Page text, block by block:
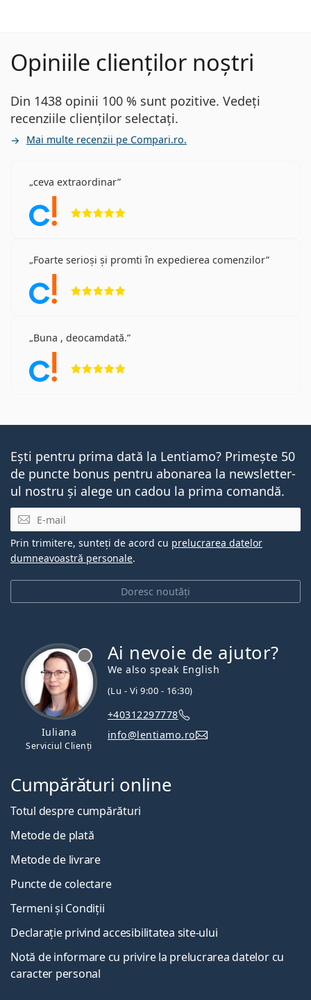
Opiniile clienților noștri
Din 1438 opinii 100 % sunt pozitive. Vedeți
recenziile clienților selectați.
Mai multe recenzii pe Compari.ro.
ceva extraordinar
Foarte serioși și promti în expedierea comenzilor
Buna , deocamdată.
Ești pentru prima dată la Lentiamo? Primește 50
de puncte bonus pentru abonarea la newsletter-
ul nostru și alege un cadou la prima comandă.
E-mail
Doresc noutăți
Prin trimitere, sunteți de acord cu prelucrarea datelor
dumneavoastră personale.
Iuliana
Serviciul Clienți
Ai nevoie de ajutor?
We also speak English
(Lu - Vi 9:00 - 16:30)
+40312297778
info@lentiamo.ro
Cumpărături online
Totul despre cumpărături
Metode de plată
Metode de livrare
Puncte de colectare
Termeni și Condiții
Declarație privind accesibilitatea site-ului
Notă de informare cu privire la prelucrarea datelor cu
caracter personal